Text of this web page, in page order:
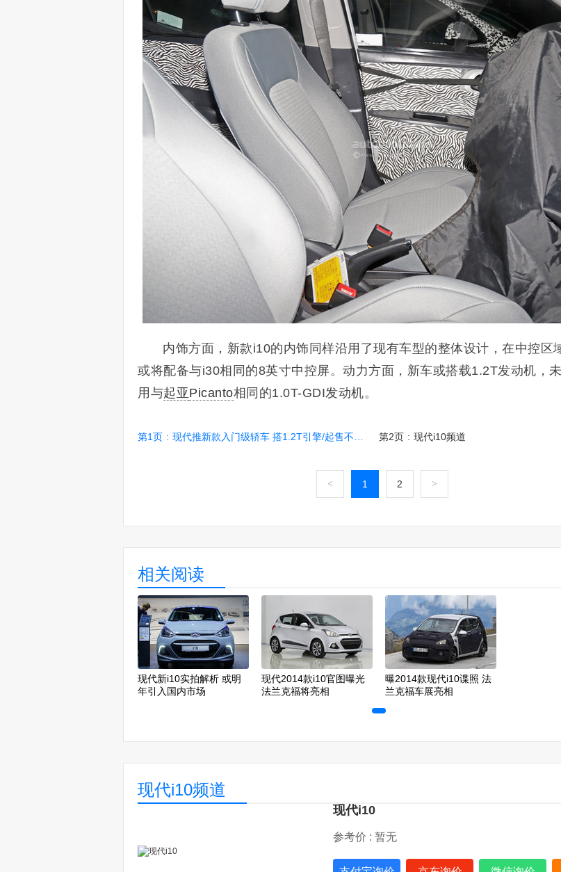
内饰方面， 新款i10的内饰同样沿用了现有车型的整体设计，在中控区
或将配备与i30相同的8英寸中控屏。动力方面，新车或搭载1.2T发动机，
用与起亚Picanto相同的1.0T-GDI发动机。
第1页 : 现代推新款入门级轿车 搭1.2T引擎/起售不到8万 第2页 : 现代i10频道
< 1 2 >
相关阅读
现代新i10实拍解析 或明
年引入国内市场
现代2014款i10官图曝光
法兰克福将亮相
曝2014款现代i10谍照 法
兰克福车展亮相
现代i10频道
现代i10
参考价 : 暂无